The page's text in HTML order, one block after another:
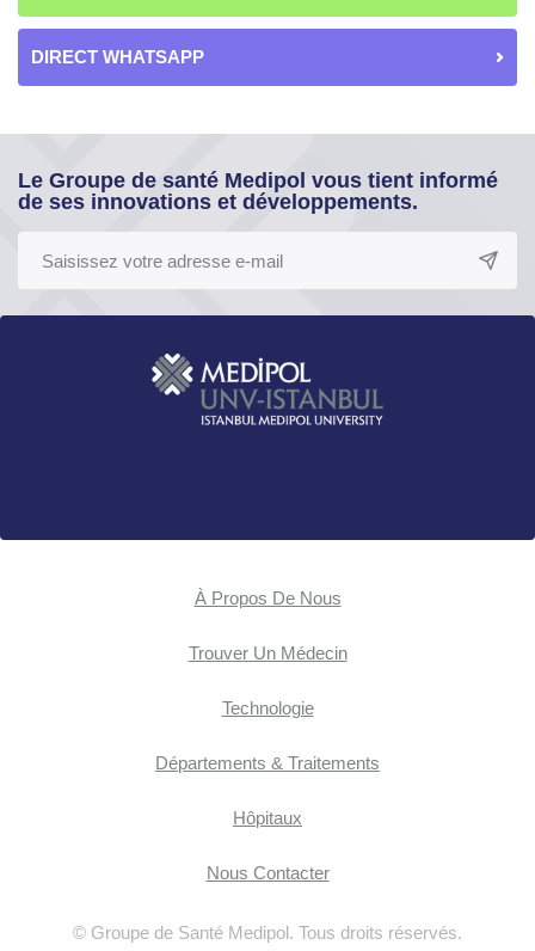
DIRECT WHATSAPP
Le Groupe de santé Medipol vous tient informé
de ses innovations et développements.
À Propos De Nous
Trouver Un Médecin
Technologie
Départements & Traitements
Hôpitaux
Nous Contacter
© Groupe de Santé Medipol. Tous droits réservés.